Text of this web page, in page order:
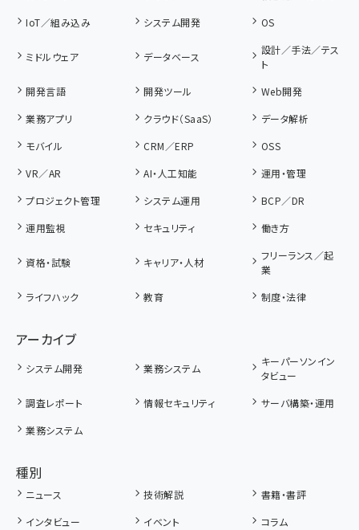
IoT／組み込み
システム開発 OS
ミドルウェア データベース
設計／手法／テス
ト
開発言語
開発ツール
Web開発
業務アプリ
クラウド（SaaS）
データ解析
モバイル
CRM／ERP
OSS
VR／AR
AI・人工知能
運用・管理
プロジェクト管理
システム運用
BCP／DR
運用監視
セキュリティ 働き方
資格・試験 キャリア・人材
フリーランス／起
業
ライフハック
教育 制度・法律
アーカイブ
システム開発 業務システム
キーパーソンイン
タビュー
調査レポート
情報セキュリティ
サーバ構築・運用
業務システム
種別
ニュース 技術解説
書籍・書評
インタビュー
イベント
コラム